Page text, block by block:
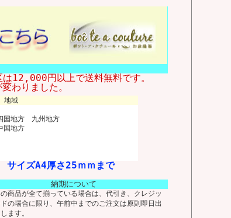
12,000円以上で送料無料です。
わりました。
地域
国地方 九州地方
国地方
イズA4厚さ25ｍｍまで
納期について
商品が全て揃っている場合は、代引き、クレジッ
ドの場合に限り、午前中までのご注文は原則即日出
ます。